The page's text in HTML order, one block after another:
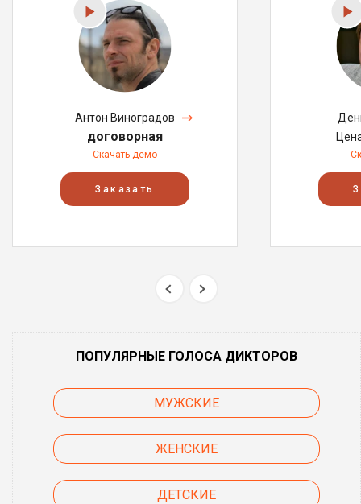
Антон Виноградов
договорная
Скачать демо
Заказать
ПОПУЛЯРНЫЕ ГОЛОСА ДИКТОРОВ
МУЖСКИЕ
ЖЕНСКИЕ
ДЕТСКИЕ